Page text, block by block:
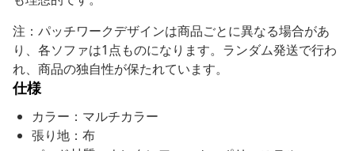
注：パッチワークデザインは商品ごとに異なる場合があ
り、各ソファは1点ものになります。ランダム発送で行わ
れ、商品の独自性が保たれています。
仕様
カラー：マルチカラー
張り地：布